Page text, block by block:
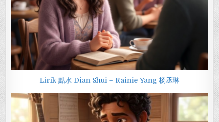
Lirik 點水 Dian Shui – Rainie Yang 杨丞琳